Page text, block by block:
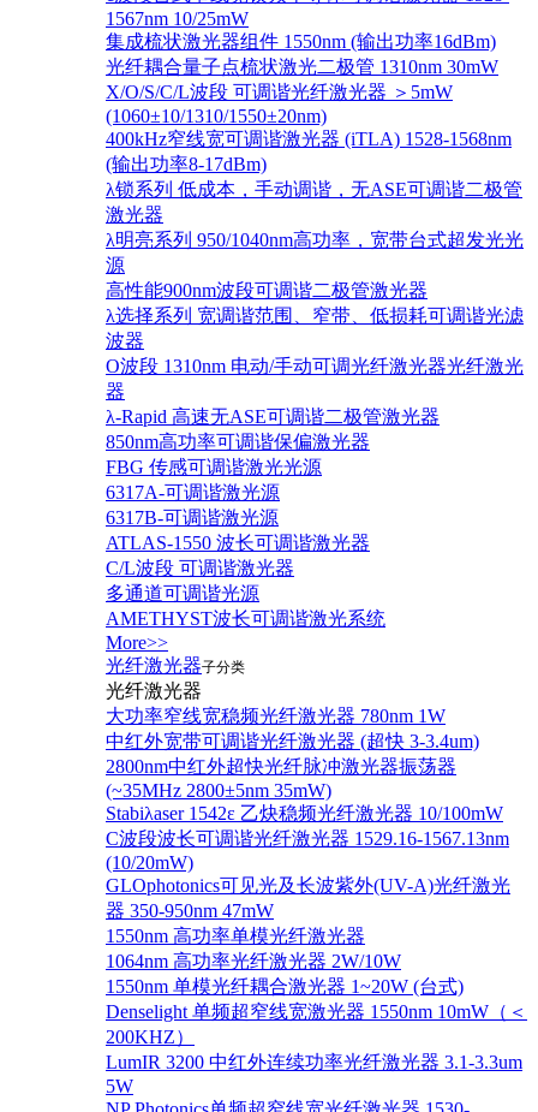
1567nm 10/25mW
集成梳状激光器组件 1550nm (输出功率16dBm)
光纤耦合量子点梳状激光二极管 1310nm 30mW
X/O/S/C/L波段 可调谐光纤激光器 ＞5mW
(1060±10/1310/1550±20nm)
400kHz窄线宽可调谐激光器 (iTLA) 1528-1568nm
(输出功率8-17dBm)
λ锁系列 低成本，手动调谐，无ASE可调谐二极管
激光器
λ明亮系列 950/1040nm高功率，宽带台式超发光光
源
高性能900nm波段可调谐二极管激光器
λ选择系列 宽调谐范围、窄带、低损耗可调谐光滤
波器
O波段 1310nm 电动/手动可调光纤激光器光纤激光
器
λ-Rapid 高速无ASE可调谐二极管激光器
850nm高功率可调谐保偏激光器
FBG 传感可调谐激光光源
6317A-可调谐激光源
6317B-可调谐激光源
ATLAS-1550 波长可调谐激光器
C/L波段 可调谐激光器
多通道可调谐光源
AMETHYST波长可调谐激光系统
More>>
光纤激光器子分类
光纤激光器
大功率窄线宽稳频光纤激光器 780nm 1W
中红外宽带可调谐光纤激光器 (超快 3-3.4um)
2800nm中红外超快光纤脉冲激光器振荡器
(~35MHz 2800±5nm 35mW)
Stabiλaser 1542ε 乙炔稳频光纤激光器 10/100mW
C波段波长可调谐光纤激光器 1529.16-1567.13nm
(10/20mW)
GLOphotonics可见光及长波紫外(UV-A)光纤激光
器 350-950nm 47mW
1550nm 高功率单模光纤激光器
1064nm 高功率光纤激光器 2W/10W
1550nm 单模光纤耦合激光器 1~20W (台式)
Denselight 单频超窄线宽激光器 1550nm 10mW（＜
200KHZ）
LumIR 3200 中红外连续功率光纤激光器 3.1-3.3um
5W